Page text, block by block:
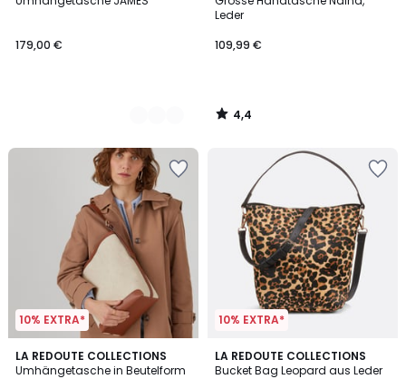
179,00 €
Farben
Leder
109,99 €
4,4
/
10% EXTRA*
LA REDOUTE COLLECTIONS
Umhängetasche in Beutelform
4,8
/ 5
10% EXTRA*
LA REDOUTE COLLECTIONS
Bucket Bag Leopard aus Leder
4,5
/ 5